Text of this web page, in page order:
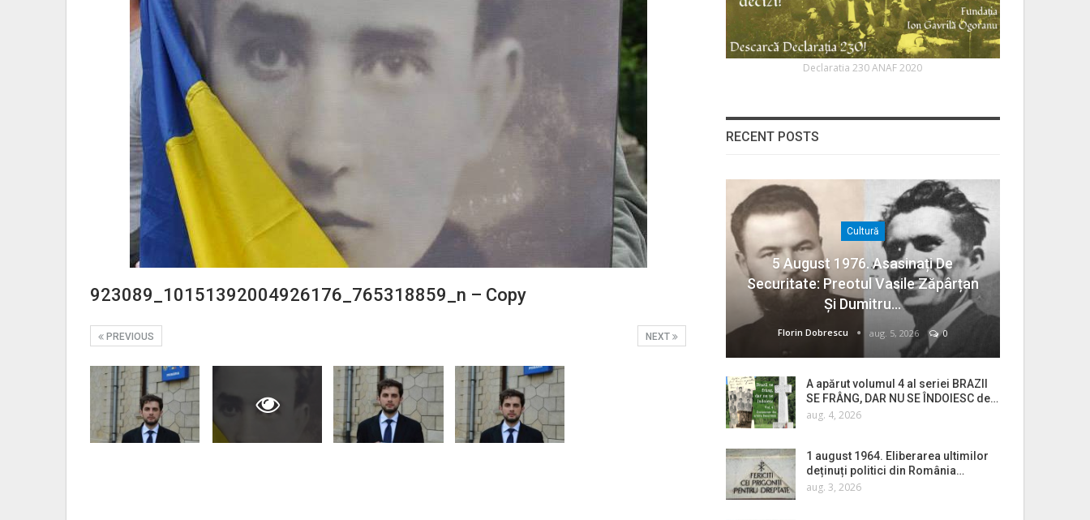
923089_10151392004926176_765318859_n – Copy
NEXT
PREVIOUS
Declaratia 230 ANAF 2020
RECENT POSTS
Cultură
5 August 1976. Asasinați De
Securitate: Preotul Vasile Zăpârțan
Și Dumitru…
Florin Dobrescu aug. 5, 2026 0
A apărut volumul 4 al seriei BRAZII
SE FRÂNG, DAR NU SE ÎNDOIESC de…
aug. 4, 2026
1 august 1964. Eliberarea ultimilor
deținuți politici din România…
aug. 3, 2026